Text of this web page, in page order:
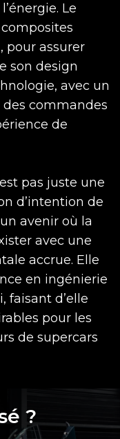
Le
pour assurer
son design
avec un
commandes
de
pas juste une
d’intention de
avenir où la
avec une
accrue. Elle
en ingénierie
faisant d’elle
pour les
de supercars
?